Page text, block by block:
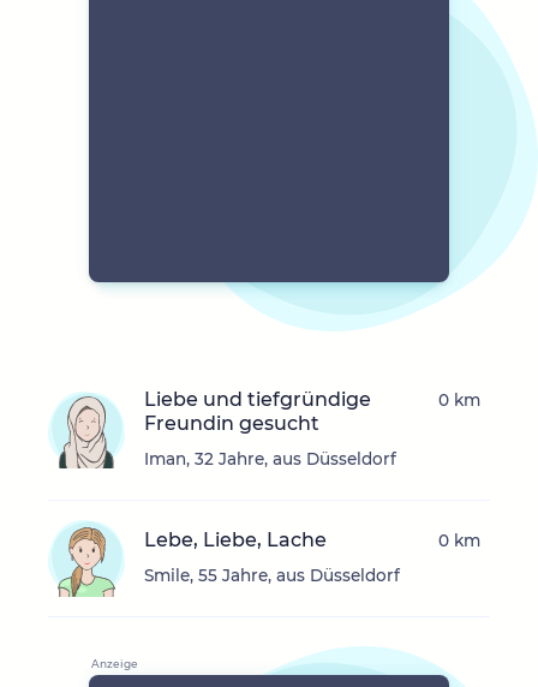
Liebe und tiefgründige
Freundin gesucht
Iman, 32 Jahre, aus Düsseldorf
0 km
Lebe, Liebe, Lache
Smile, 55 Jahre, aus Düsseldorf
0 km